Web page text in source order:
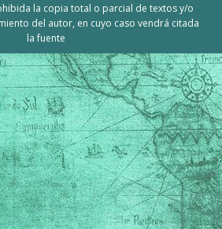
la copia total o parcial de textos y/o
del autor, en cuyo caso vendrá citada
la fuente